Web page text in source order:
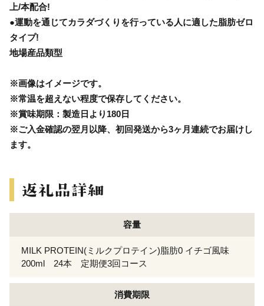
上/本配合!
●運動を通じてカラダづくりを行っている人に適した脂肪ゼロ
タイプ!
地場産品類型
※画像はイメージです。
※常温を超えない程度で保存してください。
※賞味期限：製造日より180日
※ご入金確認の翌月以降、初回発送から3ヶ月連続でお届けし
ます。
容量
MILK PROTEIN(ミルクプロテイン)脂肪0 イチゴ風味
200ml 24本 定期便3回コース
消費期限